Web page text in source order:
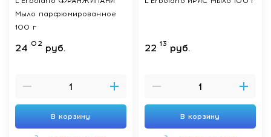
Мыло парфюмированное
100 г
24 02 руб.
В корзину
22 13 руб.
В корзину